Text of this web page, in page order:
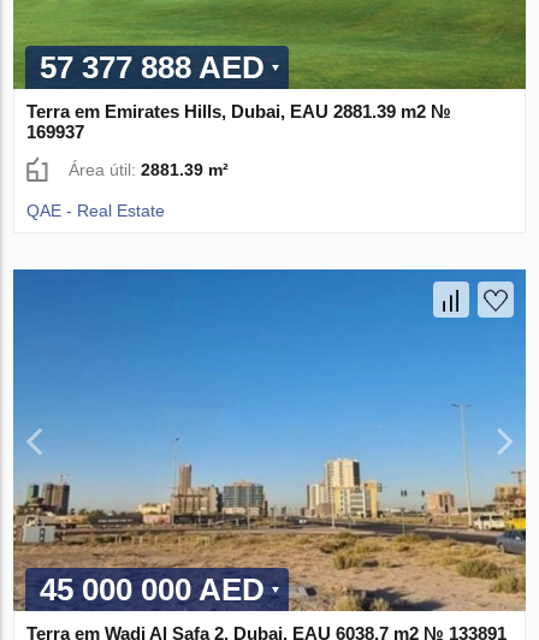
57 377 888 AED
Terra em Emirates Hills, Dubai, EAU 2881.39 m2 №
169937
Área útil:2881.39 m²
QAE - Real Estate
45 000 000 AED
Terra em Wadi Al Safa 2, Dubai, EAU 6038.7 m2 № 133891